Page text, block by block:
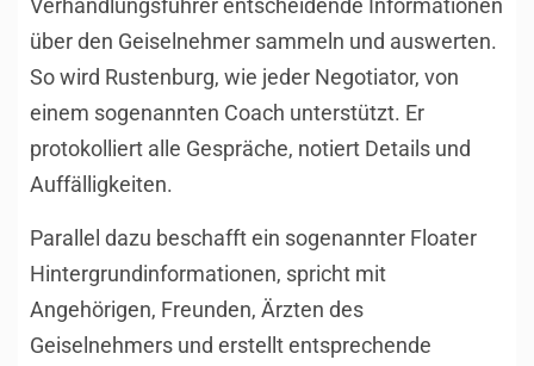
über den Geiselnehmer sammeln und auswerten.
So wird Rustenburg, wie jeder Negotiator, von
einem sogenannten Coach unterstützt. Er
protokolliert alle Gespräche, notiert Details und
Auffälligkeiten.
Parallel dazu beschafft ein sogenannter Floater
Hintergrundinformationen, spricht mit
Angehörigen, Freunden, Ärzten des
Geiselnehmers und erstellt entsprechende